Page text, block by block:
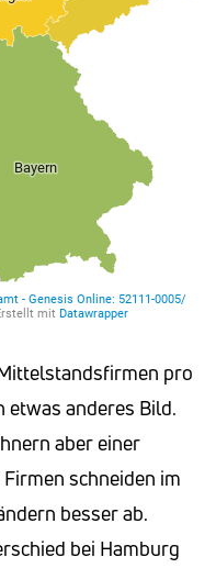
pro
etwas anderes Bild.
aber einer
schneiden im
besser ab.
bei Hamburg